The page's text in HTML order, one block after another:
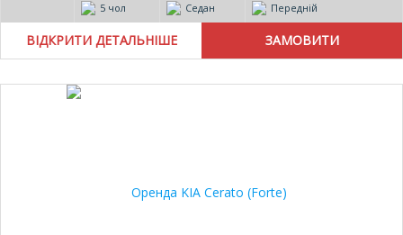
5 чол Седан Передній
ВІДКРИТИ ДЕТАЛЬНІШЕ